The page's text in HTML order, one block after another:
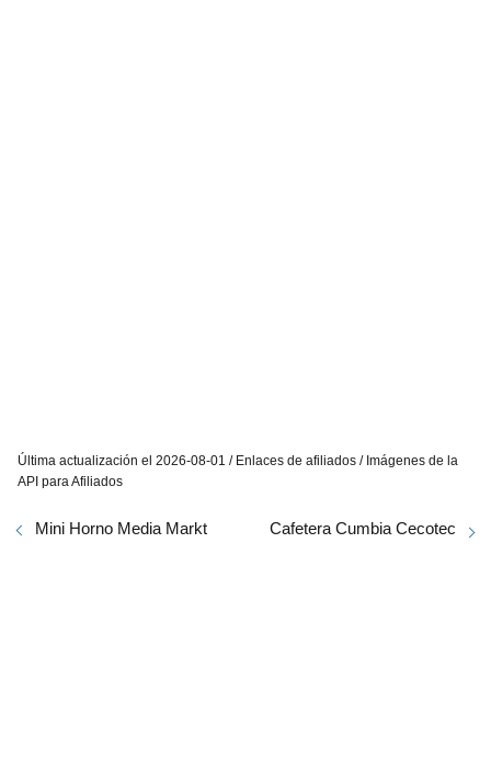
Última actualización el 2026-08-01 / Enlaces de afiliados / Imágenes de la
API para Afiliados
Mini Horno Media Markt Cafetera Cumbia Cecotec